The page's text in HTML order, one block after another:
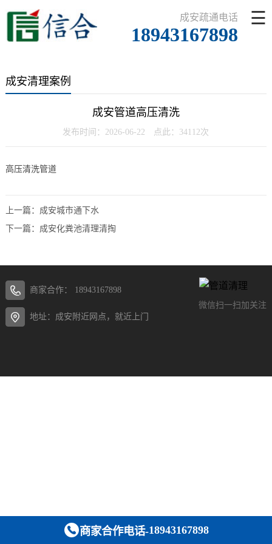
☰
成安疏通电话
18943167898
成安清理案例
成安管道高压清洗
发布时间：2026-06-22 点此：34112次
高压清洗管道
上一篇： 成安城市通下水
下一篇： 成安化粪池清理清掏
微信扫一扫加关注
商家合作： 18943167898
地址：成安附近网点，就近上门
商家合作电话-18943167898